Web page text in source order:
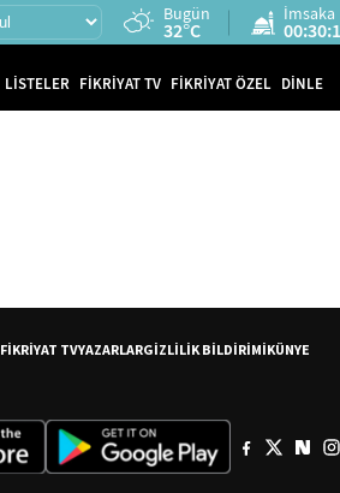
Bugün
32°C
İmsaka
LİSTELER FİKRİYAT TV FİKRİYAT ÖZEL DİNLE
FİKRİYAT TVYAZARLARGİZLİLİK BİLDİRİMİKÜNYE